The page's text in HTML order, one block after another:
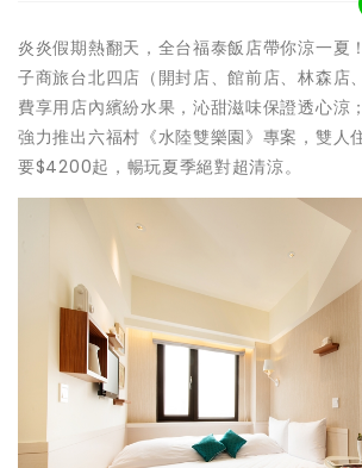
炎炎假期熱翻天，全台福泰飯店帶你涼一夏
子商旅台北四店（開封店、館前店、林森店
費享用店內繽紛水果，沁甜滋味保證透心涼
強力推出六福村《水陸雙樂園》專案，雙人
要$4200起，暢玩夏季絕對超清涼。